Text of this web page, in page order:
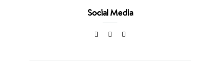
Social Media